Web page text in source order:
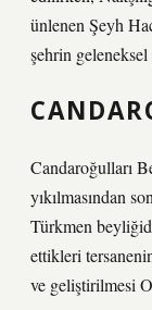
ünlenen Şeyh
şehrin
Candaroğulları
yıkılmasından
Türkmen
ettikleri
ve geliştirilmesi